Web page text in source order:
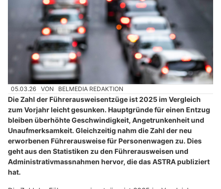
05.03.26 VON BELMEDIA REDAKTION
Die Zahl der Führerausweisentzüge ist 2025 im Vergleich
zum Vorjahr leicht gesunken. Hauptgründe für einen Entzug
bleiben überhöhte Geschwindigkeit, Angetrunkenheit und
Unaufmerksamkeit. Gleichzeitig nahm die Zahl der neu
erworbenen Führerausweise für Personenwagen zu. Dies
geht aus den Statistiken zu den Führerausweisen und
Administrativmassnahmen hervor, die das ASTRA publiziert
hat.